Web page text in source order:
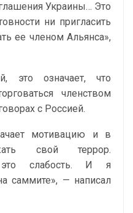
Украины… Это
ни пригласить
ее членом Альянса»,
это означает, что
членством
с Россией.
мотивацию и в
свой террор.
это слабость. И я
саммите», — написал